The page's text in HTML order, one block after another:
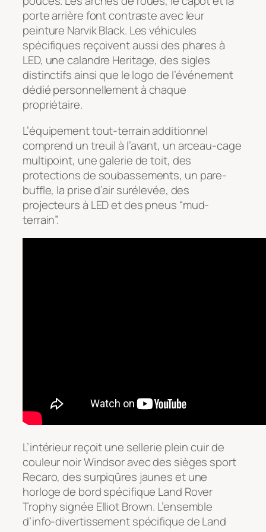
porte arrière font contraste avec leur
peinture Narvik Black. Les véhicules
spécifiques reçoivent aussi des phares à
LED, une calandre Heritage, des sigles
distinctifs ainsi que le logo de l’événement
dédié personnellement à chaque
propriétaire.
L’équipement tout-terrain additionnel
comprend un treuil à l’avant, un arceau-cage
multipoint, une galerie de toit, des
protections de soubassements, un pare-
buffle, la prise d’air surélevée, des
projecteurs à LED et des pneus “mud-
terrain”.
L’intérieur reçoit une sellerie plein cuir de
couleur noir Windsor avec des sièges sport
Recaro, des surpiqûres jaunes et une
horloge de bord spécifique Land Rover
Trophy signée Elliot Brown. L’ensemble
d’info-divertissement spécifique de Land